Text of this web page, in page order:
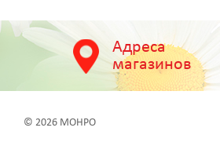
Адреса
магазинов
© 2026 МОНРО